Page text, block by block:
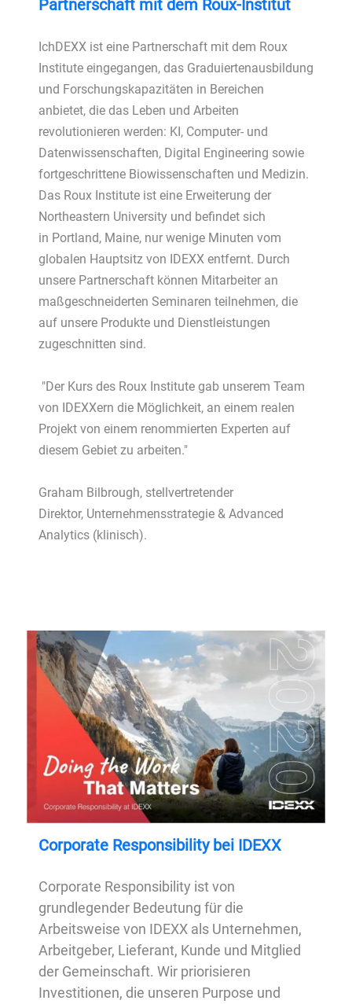
Partnerschaft mit dem Roux-Institut
Ich DEXX ist eine Partnerschaft mit dem Roux
Institute eingegangen, das Graduiertenausbildung
und Forschungskapazitäten in Bereichen
anbietet, die das Leben und Arbeiten
revolutionieren werden: KI, Computer- und
Datenwissenschaften, Digital Engineering sowie
fortgeschrittene Biowissenschaften und Medizin.
Das Roux Institute ist eine Erweiterung der
Northeastern University und befindet sich
in Portland, Maine, nur wenige Minuten vom
globalen Hauptsitz von IDEXX entfernt. Durch
unsere Partnerschaft können Mitarbeiter an
maßgeschneiderten Seminaren teilnehmen, die
auf unsere Produkte und Dienstleistungen
zugeschnitten sind.
"Der Kurs des Roux Institute gab unserem Team
von IDEXXern die Möglichkeit, an einem realen
Projekt von einem renommierten Experten auf
diesem Gebiet zu arbeiten."
Graham Bilbrough, stellvertretender
Direktor, Unternehmensstrategie & Advanced
Analytics (klinisch).
Corporate Responsibility bei IDEXX
Corporate Responsibility ist von
grundlegender Bedeutung für die
Arbeitsweise von IDEXX als Unternehmen,
Arbeitgeber, Lieferant, Kunde und Mitglied
der Gemeinschaft. Wir priorisieren
Investitionen, die unseren Purpose und